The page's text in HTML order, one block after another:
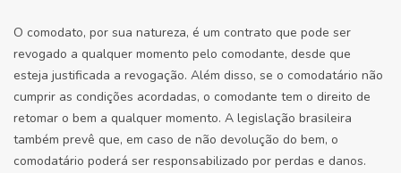
O comodato, por sua natureza, é um contrato que pode ser
revogado a qualquer momento pelo comodante, desde que
esteja justificada a revogação. Além disso, se o comodatário não
cumprir as condições acordadas, o comodante tem o direito de
retomar o bem a qualquer momento. A legislação brasileira
também prevê que, em caso de não devolução do bem, o
comodatário poderá ser responsabilizado por perdas e danos.